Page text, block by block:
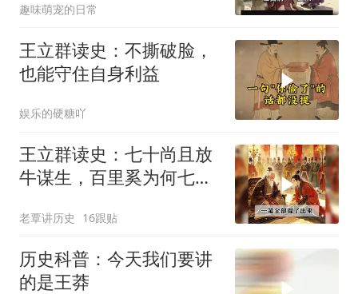
趣味萌宠的日常
王立群读史：不撕破脸，
也能守住自身利益
娱乐的硬糖吖
王立群读史：七十尚且放
牛谋生，百里奚为何七十
老覃讲历史 16跟贴
历史科普：今天我们要讲
的是王莽